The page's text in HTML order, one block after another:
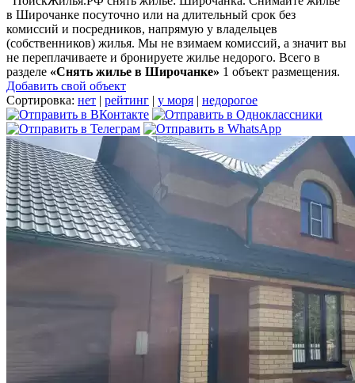
в Широчанке посуточно или на длительный срок без
комиссий и посредников, напрямую у владельцев
(собственников) жилья. Мы не взимаем комиссий, а значит вы
не переплачиваете и бронируете жилье недорого. Всего в
разделе «Снять жилье в Широчанке» 1 объект размещения.
Добавить свой объект
Сортировка: нет | рейтинг | у моря | недорогое